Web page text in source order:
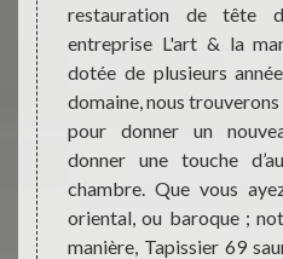
faire
& la
à
à
fait,
& la
restauration de tête
entreprise L'art & la
dotée de plusieurs
domaine, nous
pour donner un
donner une touche
chambre. Que vous
oriental, ou baroque ;
manière, Tapissier 69